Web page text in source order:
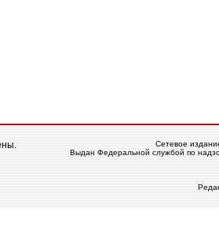
Сетевое
Выдан Федеральной службой по